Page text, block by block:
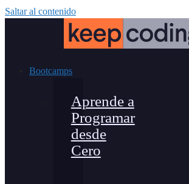
Saltar al contenido
Bootcamps
Aprende a
Programar
desde
Cero